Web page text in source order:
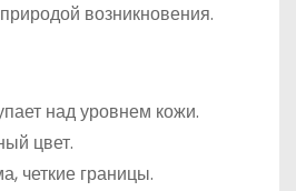
возникновения.
над уровнем кожи.
цвет.
четкие границы.